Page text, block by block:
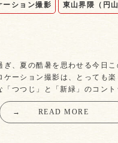
ーション撮影 東山界隈（円
ぎ、夏の酷暑を思わせる今日こ
ケーション撮影は、とっても
つつじ」と「新緑」のコント
→ READ MORE